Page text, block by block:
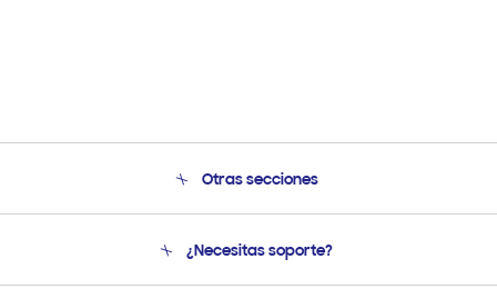
Otras secciones
Soporte
¿Necesitas soporte?